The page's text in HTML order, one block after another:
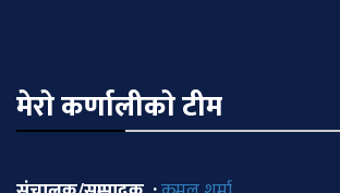
मेराे कर्णालीकाे टीम